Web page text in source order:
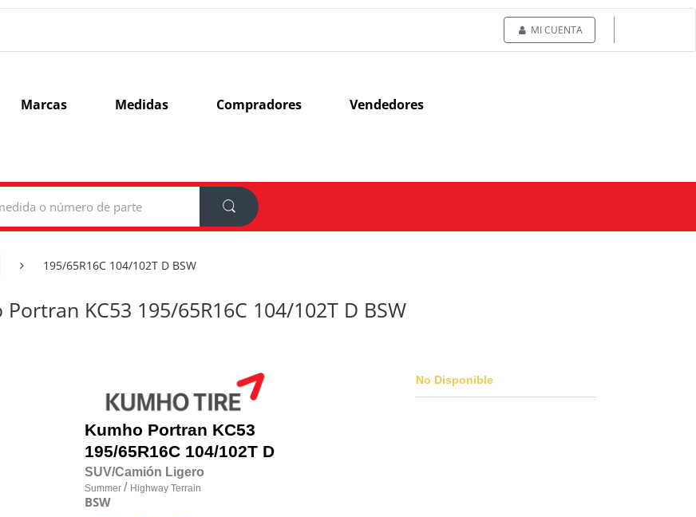
MI CUENTA
Marcas Medidas Compradores Vendedores
195/65R16C 104/102T D BSW
Portran KC53 195/65R16C 104/102T D BSW
Kumho Portran KC53
195/65R16C 104/102T D
SUV/Camión Ligero
Summer / Highway Terrain
BSW
No Disponible